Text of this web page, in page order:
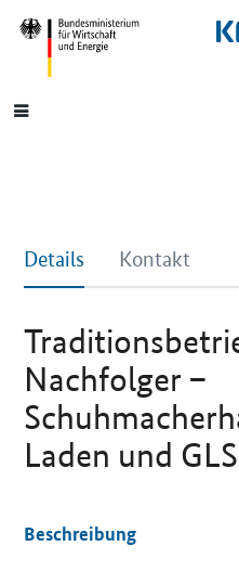
Hauptmenü
Details Kontakt
Nachfolger –
Laden und
Beschreibung